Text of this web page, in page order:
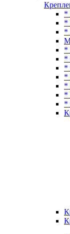
*
*
*
*
*
*
*
*
*
*